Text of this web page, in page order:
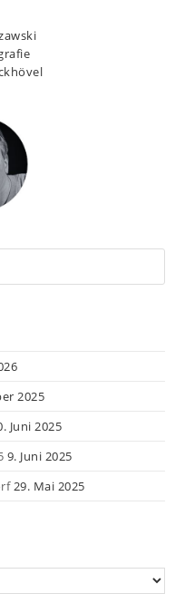
2025
Juni 2025
9. Juni 2025
29. Mai 2025